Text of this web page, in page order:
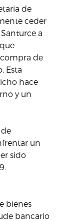
de
ceder
a
de
Esta
hace
y un
un
sido
bienes
bancario